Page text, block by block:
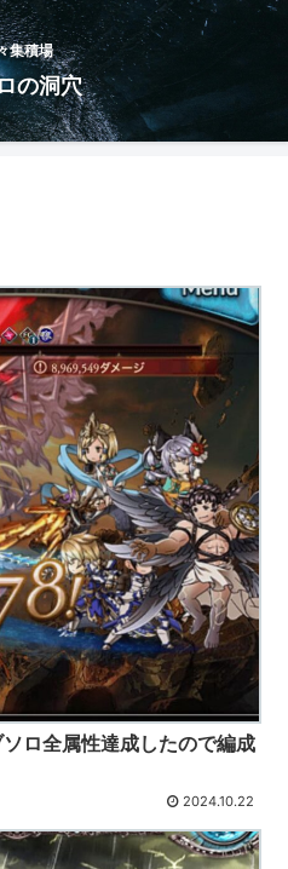
集積場
の洞穴
ロ全属性達成したので編成
2024.10.22